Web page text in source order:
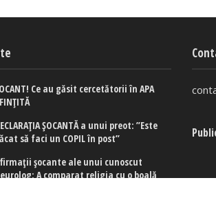
Ce au găsit cercetătorii în APA
ȘOCANTĂ a unui preot: ”Este
să faci un COPIL în post”
şocante ale unui cunoscut
A comparat religia cu o boală